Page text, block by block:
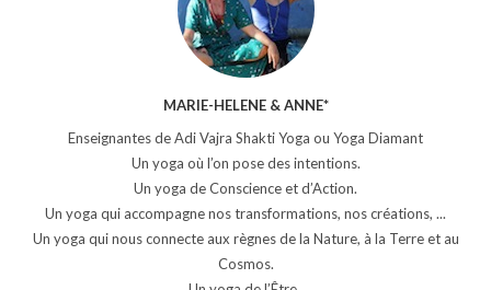
MARIE-HELENE & ANNE*
Enseignantes de Adi Vajra Shakti Yoga ou Yoga Diamant
Un yoga où l’on pose des intentions.
Un yoga de Conscience et d’Action.
Un yoga qui accompagne nos transformations, nos créations, ...
Un yoga qui nous connecte aux règnes de la Nature, à la Terre et au
Cosmos.